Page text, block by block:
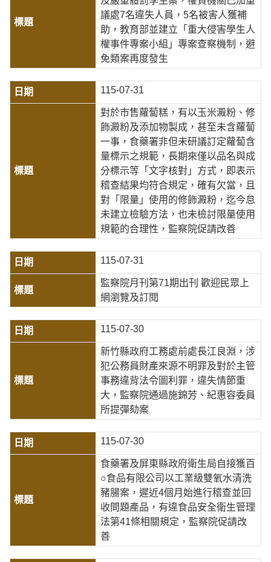
議處7名違失人員，5名被害人獲補
助，教育部並建立「重大侵害學生人
權事件專案小組」專案查察機制，避
免類案再度發生
115-07-31
對於市售蘿蔔糕，有以玉米澱粉、修
飾澱粉及添加物製成，甚至未含蘿蔔
一事，食藥署非但未研議訂定蘿蔔含
量標示之規範，長期來僅以品名與成
分標示等「文字核對」方式，即表示
稽查結果均符合規定，確有欠當，且
對「限量」使用的修飾澱粉，迄今怠
未建立檢驗方法，也未檢討限量使用
規範的合理性，監察院促請改善
115-07-31
監察院月刊第71期出刊 歡迎民眾上
網瀏覽及訂閱
115-07-30
新竹縣政府工務處前處長江良淵，涉
犯公務員財產來源不明罪及對於主管
事務違背法令圖利罪，違失情節重
大，監察院通過施錦芳、紀惠容委員
所提彈劾案
115-07-30
食藥署及屏東縣政府衛生局自接獲百
○食品有限公司以工業級雙氧水清洗
豬腸案，遲近4個月始進行稽查並回
收問題產品，有違食品安全衛生管理
法第41條相關規定，監察院促請改
善